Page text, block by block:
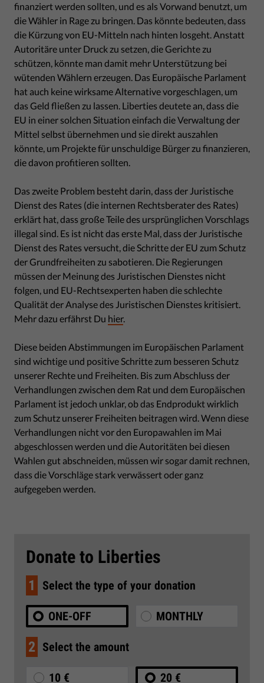
finanziert werden sollten, und es als Vorwand benutzt, um
die Wähler in Rage zu bringen. Das könnte bedeuten, dass
die Kürzung von EU-Mitteln nach hinten losgeht. Anstatt
Autoritäre unter Druck zu setzen, die Gerichte zu
schützen, könnte man damit mehr Unterstützung bei
wütenden Wählern erzeugen. Das Europäische Parlament
hat auch keine wirksame Alternative vorgeschlagen, um
das Geld fließen zu lassen. Liberties deutete an, dass die
EU in einer solchen Situation einfach die Verwaltung der
Mittel selbst übernehmen und sie direkt auszahlen
könnte, um Projekte für unschuldige Bürger zu finanzieren,
die davon profitieren sollten.
Das zweite Problem besteht darin, dass der Juristische
Dienst des Rates (die internen Rechtsberater des Rates)
erklärt hat, dass große Teile des ursprünglichen Vorschlags
illegal sind. Es ist nicht das erste Mal, dass der Juristische
Dienst des Rates versucht, die Schritte der EU zum Schutz
der Grundfreiheiten zu sabotieren. Die Regierungen
müssen der Meinung des Juristischen Dienstes nicht
folgen, und EU-Rechtsexperten haben die schlechte
Qualität der Analyse des Juristischen Dienstes kritisiert.
Mehr dazu erfährst Du hier.
Diese beiden Abstimmungen im Europäischen Parlament
sind wichtige und positive Schritte zum besseren Schutz
unserer Rechte und Freiheiten. Bis zum Abschluss der
Verhandlungen zwischen dem Rat und dem Europäischen
Parlament ist jedoch unklar, ob das Endprodukt wirklich
zum Schutz unserer Freiheiten beitragen wird. Wenn diese
Verhandlungen nicht vor den Europawahlen im Mai
abgeschlossen werden und die Autoritäten bei diesen
Wahlen gut abschneiden, müssen wir sogar damit rechnen,
dass die Vorschläge stark verwässert oder ganz
aufgegeben werden.
Donate to Liberties
1 Select the type of your donation
ONE-OFF MONTHLY
2 Select the amount
10 € 20 €